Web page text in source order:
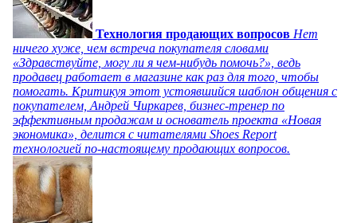
Технология продающих вопросов Нет
ничего хуже, чем встреча покупателя словами
«Здравствуйте, могу ли я чем-нибудь помочь?», ведь
продавец работает в магазине как раз для того, чтобы
помогать. Критикуя этот устоявшийся шаблон общения с
покупателем, Андрей Чиркарев, бизнес-тренер по
эффективным продажам и основатель проекта «Новая
экономика», делится с читателями Shoes Report
технологией по-настоящему продающих вопросов.